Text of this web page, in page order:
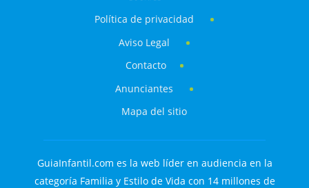
Política de privacidad
Aviso Legal
Contacto
Anunciantes
Mapa del sitio
GuiaInfantil.com es la web líder en audiencia en la
categoría Familia y Estilo de Vida con 14 millones de